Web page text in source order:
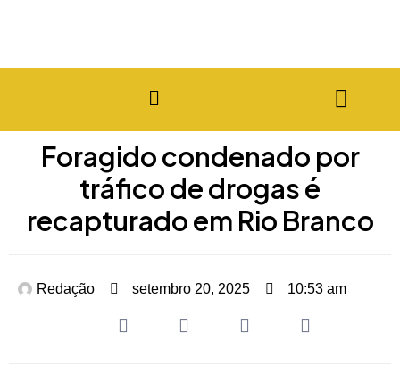
Foragido condenado por
tráfico de drogas é
recapturado em Rio Branco
Redação setembro 20, 2025 10:53 am